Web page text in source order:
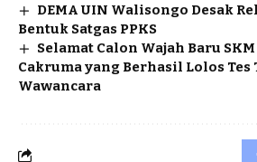
DEMA UIN Walisongo Desak
Bentuk Satgas PPKS
Selamat Calon Wajah Baru
Cakruma yang Berhasil Lolos Tes
Wawancara